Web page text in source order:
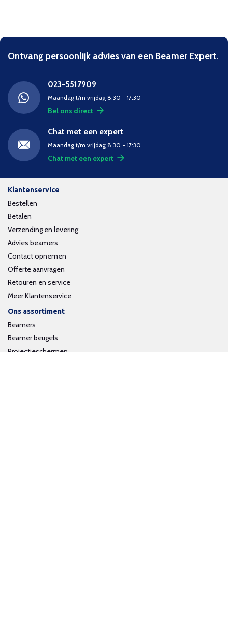
Ontvang persoonlijk advies van een Beamer Expert.
023-5517909
Maandag t/m vrijdag 8.30 - 17:30
Bel ons direct
Chat met een expert
Maandag t/m vrijdag 8.30 - 17:30
Chat met een expert
Klantenservice
Bestellen
Betalen
Verzending en levering
Advies beamers
Contact opnemen
Offerte aanvragen
Retouren en service
Meer Klantenservice
Ons assortiment
Beamers
Beamer beugels
Projectieschermen